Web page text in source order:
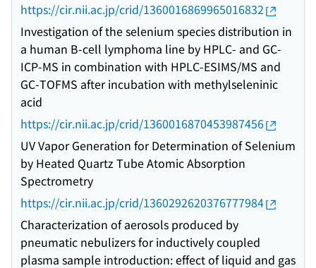
https://cir.nii.ac.jp/crid/1360016869965016832
Investigation of the selenium species distribution in
a human B-cell lymphoma line by HPLC- and GC-
ICP-MS in combination with HPLC-ESIMS/MS and
GC-TOFMS after incubation with methylseleninic
acid
https://cir.nii.ac.jp/crid/1360016870453987456
UV Vapor Generation for Determination of Selenium
by Heated Quartz Tube Atomic Absorption
Spectrometry
https://cir.nii.ac.jp/crid/1360292620376777984
Characterization of aerosols produced by
pneumatic nebulizers for inductively coupled
plasma sample introduction: effect of liquid and gas